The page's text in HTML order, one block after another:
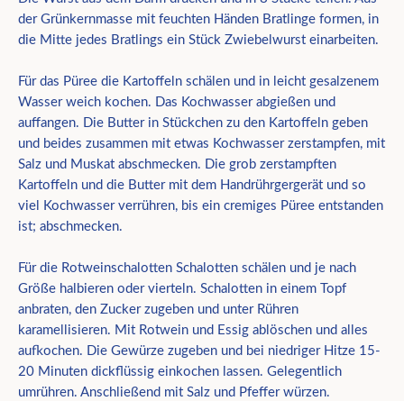
der Grünkernmasse mit feuchten Händen Bratlinge formen, in
die Mitte jedes Bratlings ein Stück Zwiebelwurst einarbeiten.
Für das Püree die Kartoffeln schälen und in leicht gesalzenem
Wasser weich kochen. Das Kochwasser abgießen und
auffangen. Die Butter in Stückchen zu den Kartoffeln geben
und beides zusammen mit etwas Kochwasser zerstampfen, mit
Salz und Muskat abschmecken. Die grob zerstampften
Kartoffeln und die Butter mit dem Handrührgergerät und so
viel Kochwasser verrühren, bis ein cremiges Püree entstanden
ist; abschmecken.
Für die Rotweinschalotten Schalotten schälen und je nach
Größe halbieren oder vierteln. Schalotten in einem Topf
anbraten, den Zucker zugeben und unter Rühren
karamellisieren. Mit Rotwein und Essig ablöschen und alles
aufkochen. Die Gewürze zugeben und bei niedriger Hitze 15-
20 Minuten dickflüssig einkochen lassen. Gelegentlich
umrühren. Anschließend mit Salz und Pfeffer würzen.